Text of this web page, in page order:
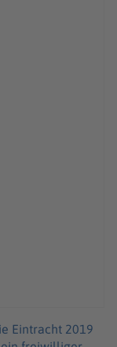
Eintracht 2019